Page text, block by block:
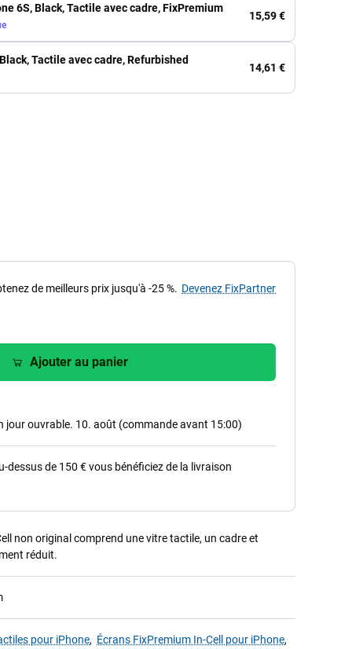
6S, Black, Tactile avec cadre, FixPremium
15,59 €
Tactile avec cadre, Refurbished
14,61 €
de meilleurs prix jusqu'à -25 %. Devenez FixPartner
Ajouter au panier
jour ouvrable. 10. août (commande avant 15:00)
dessus de 150 € vous bénéficiez de la livraison
non original comprend une vitre tactile, un cadre et
réduit.
pour iPhone, Écrans FixPremium In-Cell pour iPhone,